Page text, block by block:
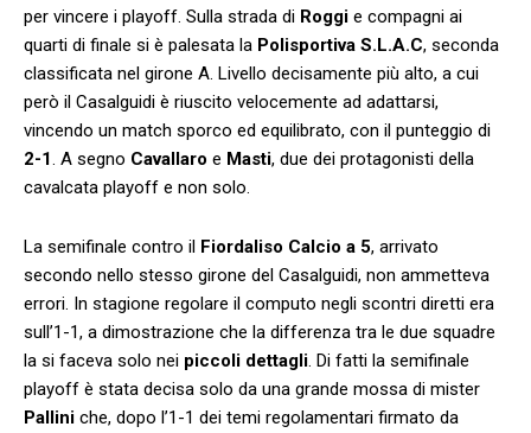
per vincere i playoff. Sulla strada di Roggi e compagni ai
quarti di finale si è palesata la Polisportiva S.L.A.C, seconda
classificata nel girone A. Livello decisamente più alto, a cui
però il Casalguidi è riuscito velocemente ad adattarsi,
vincendo un match sporco ed equilibrato, con il punteggio di
2-1. A segno Cavallaro e Masti, due dei protagonisti della
cavalcata playoff e non solo.
La semifinale contro il Fiordaliso Calcio a 5, arrivato
secondo nello stesso girone del Casalguidi, non ammetteva
errori. In stagione regolare il computo negli scontri diretti era
sull’1-1, a dimostrazione che la differenza tra le due squadre
la si faceva solo nei piccoli dettagli. Di fatti la semifinale
playoff è stata decisa solo da una grande mossa di mister
Pallini che, dopo l’1-1 dei temi regolamentari firmato da